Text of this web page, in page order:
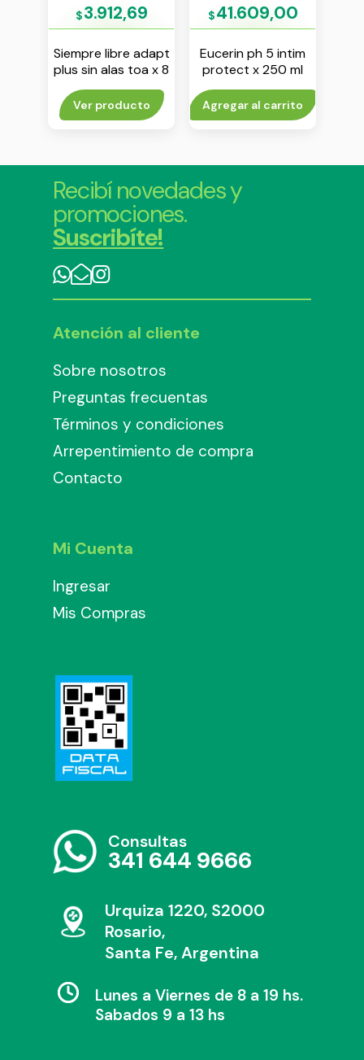
$3.912,69
Siempre libre adapt
plus sin alas toa x 8
unidades
Ver producto
$41.609,00
Eucerin ph 5 intim
protect x 250 ml
Agregar al carrito
Recibí novedades y
promociones.
Suscribíte!
Atención al cliente
Sobre nosotros
Preguntas frecuentas
Términos y condiciones
Arrepentimiento de compra
Contacto
Mi Cuenta
Ingresar
Mis Compras
Consultas
341 644 9666
Urquiza 1220, S2000
Rosario,
Santa Fe, Argentina
Lunes a Viernes de 8 a 19 hs.
Sabados 9 a 13 hs